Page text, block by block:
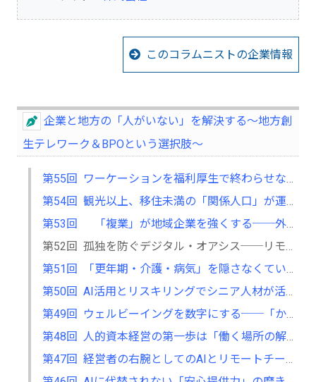
このコラムニストの企業情報
企業と地方の「人がいない」を解決する～地方創
生テレワーク＆BPOという選択肢～
第55回 ワーケーションを福利厚生で終わらせない──合宿型ワークが生むイノベーション
第54回 観光以上、移住未満の「関係人口」が運ぶ、経営のヒント
第53回 「複業」が地域企業を強くする──外部人材をチームに招き入れる極意
第52回 孤独を防ぐデジタル・オアシス──リモート環境での「帰属意識」の作り方
第51回 「更年期・介護・病気」を隠さなくていい組織──ライフイベントを味方につける
第50回 AI活用とリスキリングでシニア人材が活躍できる組織へ──働き続けられる環境をつくる
第49回 ウェルビーイングを数字にする──「かも」が生産性を高めるエビデンス
第48回 人的資本経営の第一歩は「働く場所の解放」から始まる ──テレワークを福利厚生で終わらせない
第47回 経営者の右腕としてのAIとリモートチーム──「任せられる体制」は設計から始まる